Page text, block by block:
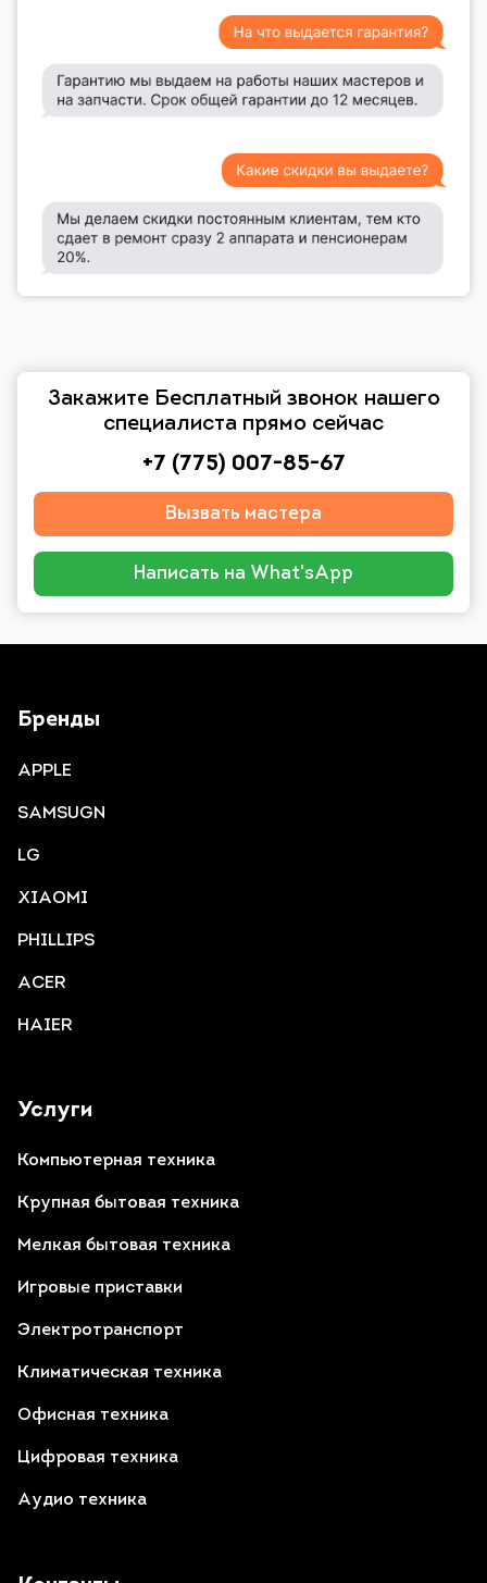
Закажите Бесплатный звонок нашего
специалиста прямо сейчас
+7 (775) 007-85-67
Вызвать мастера
Написать на What'sApp
Услуги
Компьютерная техника
Крупная бытовая техника
Мелкая бытовая техника
Игровые приставки
Электротранспорт
Климатическая техника
Офисная техника
Цифровая техника
Аудио техника
Бренды
APPLE
SAMSUGN
LG
XIAOMI
PHILLIPS
ACER
HAIER